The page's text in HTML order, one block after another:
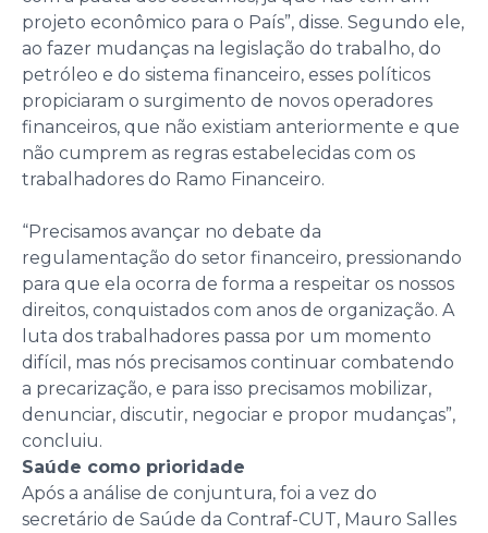
projeto econômico para o País”, disse. Segundo ele,
ao fazer mudanças na legislação do trabalho, do
petróleo e do sistema financeiro, esses políticos
propiciaram o surgimento de novos operadores
financeiros, que não existiam anteriormente e que
não cumprem as regras estabelecidas com os
trabalhadores do Ramo Financeiro.
“Precisamos avançar no debate da
regulamentação do setor financeiro, pressionando
para que ela ocorra de forma a respeitar os nossos
direitos, conquistados com anos de organização. A
luta dos trabalhadores passa por um momento
difícil, mas nós precisamos continuar combatendo
a precarização, e para isso precisamos mobilizar,
denunciar, discutir, negociar e propor mudanças”,
concluiu.
Saúde como prioridade
Após a análise de conjuntura, foi a vez do
secretário de Saúde da Contraf-CUT, Mauro Salles